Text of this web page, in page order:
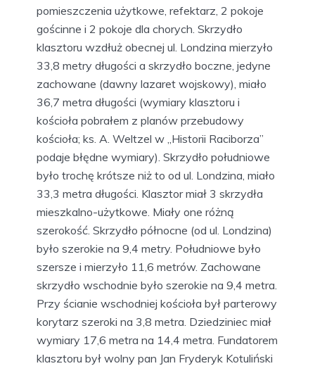
pomieszczenia użytkowe, refektarz, 2 pokoje
gościnne i 2 pokoje dla chorych. Skrzydło
klasztoru wzdłuż obecnej ul. Londzina mierzyło
33,8 metry długości a skrzydło boczne, jedyne
zachowane (dawny lazaret wojskowy), miało
36,7 metra długości (wymiary klasztoru i
kościoła pobrałem z planów przebudowy
kościoła; ks. A. Weltzel w „Historii Raciborza”
podaje błędne wymiary). Skrzydło południowe
było trochę krótsze niż to od ul. Londzina, miało
33,3 metra długości. Klasztor miał 3 skrzydła
mieszkalno-użytkowe. Miały one różną
szerokość. Skrzydło północne (od ul. Londzina)
było szerokie na 9,4 metry. Południowe było
szersze i mierzyło 11,6 metrów. Zachowane
skrzydło wschodnie było szerokie na 9,4 metra.
Przy ścianie wschodniej kościoła był parterowy
korytarz szeroki na 3,8 metra. Dziedziniec miał
wymiary 17,6 metra na 14,4 metra. Fundatorem
klasztoru był wolny pan Jan Fryderyk Kotuliński